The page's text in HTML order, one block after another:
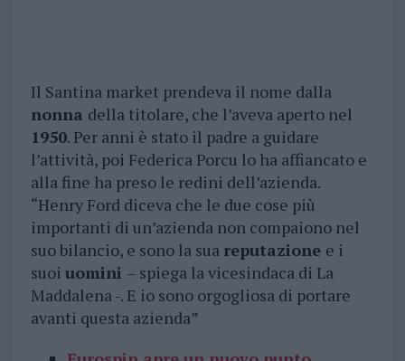
Il Santina market prendeva il nome dalla
nonna della titolare, che l’aveva aperto nel
1950. Per anni è stato il padre a guidare
l’attività, poi Federica Porcu lo ha affiancato e
alla fine ha preso le redini dell’azienda.
“Henry Ford diceva che le due cose più
importanti di un’azienda non compaiono nel
suo bilancio, e sono la sua reputazione e i
suoi uomini – spiega la vicesindaca di La
Maddalena -. E io sono orgogliosa di portare
avanti questa azienda”